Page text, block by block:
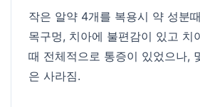
작은 알약 4개를 복용시 약 성분
목구멍, 치아에 불편감이 있고 치
때 전체적으로 통증이 있었으나,
은 사라짐.